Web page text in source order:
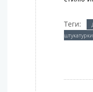
Теги:
штукатурки